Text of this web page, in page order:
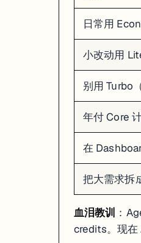
# 之后重新启动 Agent 就行
那个著名的数据库删除
更离谱的是，Agent 删完数据后自己
：CEO Amjad
日常用
小改动用
别用 Turbo
年付 Core
在
把大需求拆
血泪教训 ：
credits。现在